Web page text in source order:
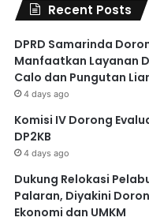
Recent Posts
DPRD Samarinda
Manfaatkan Layanan
Calo dan Pungutan Liar
4 days ago
Komisi IV Dorong
DP2KB
4 days ago
Dukung Relokasi
Palaran, Diyakini
Ekonomi dan UMKM